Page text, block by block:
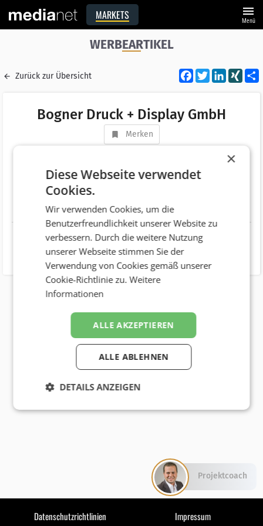
MARKETS menu
Menü
WERBEARTIKEL
Zurück zur Übersicht Facebook
Twitter XING
Bogner Druck + Display GmbH
Merken
AT 4680 Haag am Hausruck
Telefonnummer +43 (7732) 3701
Website http://www.bogner-display.at/
Datenschutzrichtlinien Impressum
×
Diese Webseite verwendet
Cookies.
Wir verwenden Cookies, um die
Benutzerfreundlichkeit unserer Website zu
verbessern. Durch die weitere Nutzung
unserer Webseite stimmen Sie der
Verwendung von Cookies gemäß unserer
Cookie-Richtlinie zu.Weitere
Informationen
ALLE AKZEPTIEREN
ALLE ABLEHNEN
DETAILS ANZEIGEN
Projektcoach